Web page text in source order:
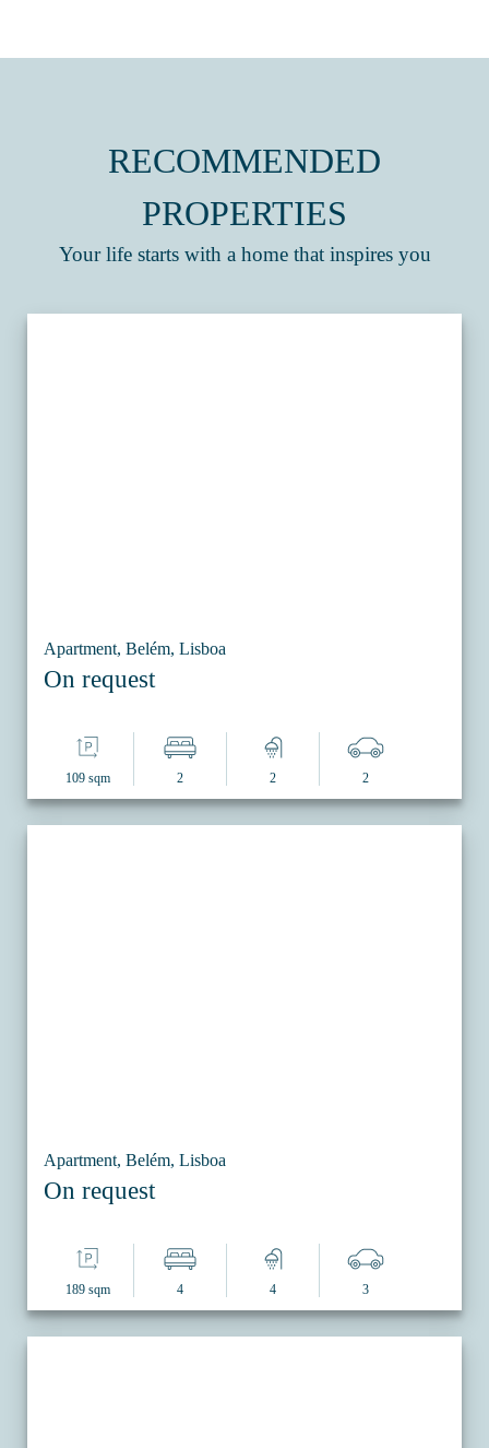
RECOMMENDED
PROPERTIES
Your life starts with a home that inspires you
Apartment, Belém, Lisboa
On request
109 sqm 2 2 2
Apartment, Belém, Lisboa
On request
189 sqm 4 4 3